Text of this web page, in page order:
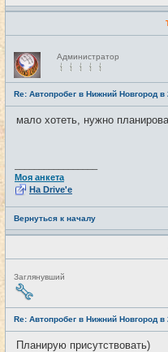
Н
е
в
с
е
т
и
Администратор
Re: Автопробег в Нижний Новгород в
мало хотеть, нужно
Моя анкета
На Drive'e
Вернуться к началу
Н
е
в
т
и
Заглянувший
Re: Автопробег в Нижний Новгород в
Планирую присутствовать)